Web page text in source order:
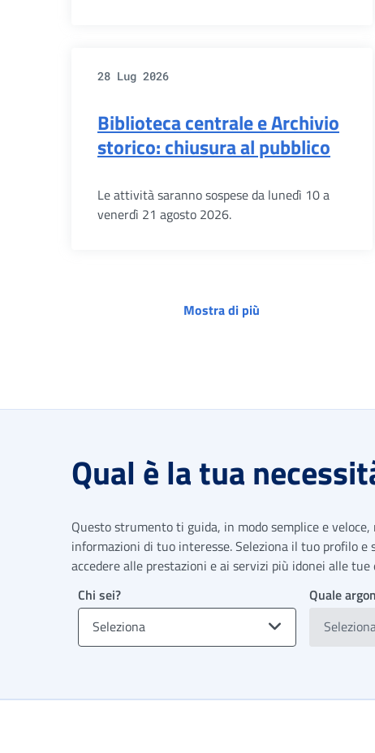
28 Lug 2026
Biblioteca centrale e Archivio
storico: chiusura al pubblico
Le attività saranno sospese da lunedì 10 a
venerdì 21 agosto 2026.
Mostra di più
Qual è la tua
Questo strumento ti guida, in modo semplice e
informazioni di tuo interesse. Seleziona il tuo profilo e
accedere alle prestazioni e ai servizi più idonei alle tue
Chi sei?
Seleziona
Quale